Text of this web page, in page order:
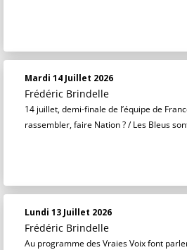
Mardi 14 Juillet 2026
Frédéric Brindelle
14 juillet, demi-finale de l’équipe de
rassembler, faire Nation ? / Les Bleus
Lundi 13 Juillet 2026
Frédéric Brindelle
Au programme des Vraies Voix font